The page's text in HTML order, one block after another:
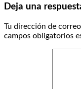
Deja una
Tu dirección de
campos obligatorios